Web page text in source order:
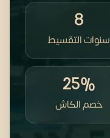
8
سنوات التقسيط
25%
خصم الكاش